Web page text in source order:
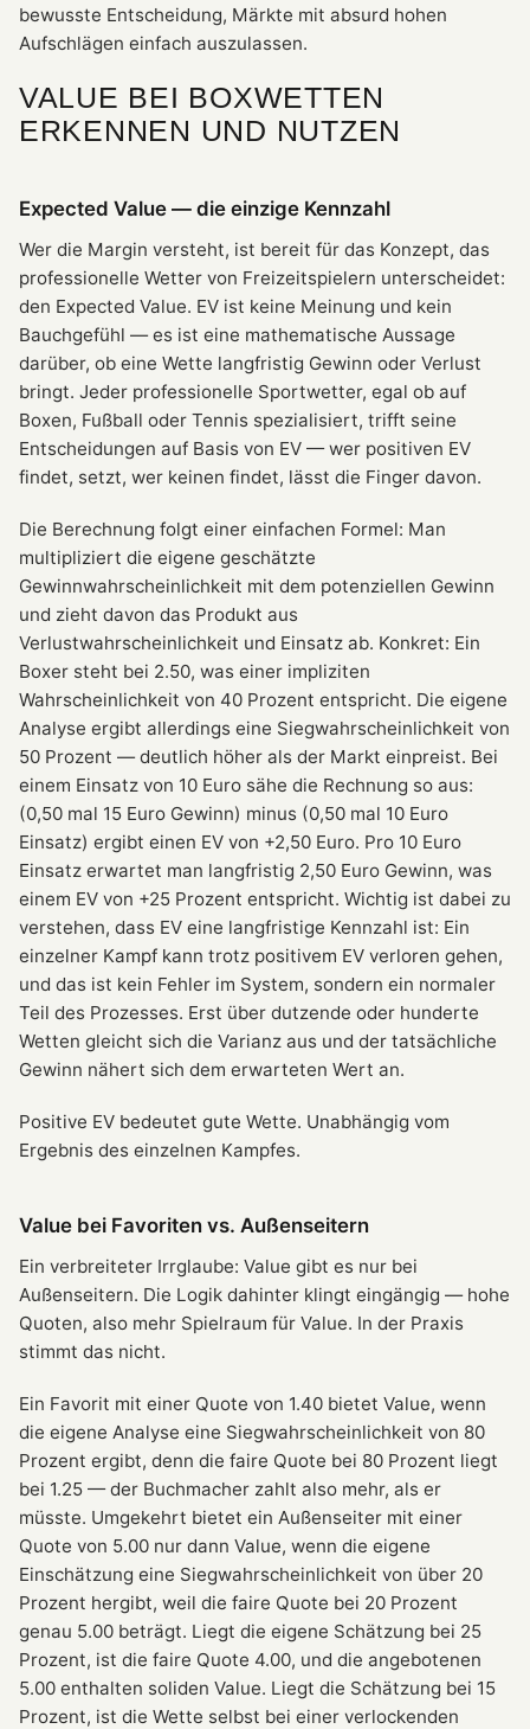
bewusste Entscheidung, Märkte mit absurd hohen
Aufschlägen einfach auszulassen.
VALUE BEI BOXWETTEN
ERKENNEN UND NUTZEN
Expected Value — die einzige Kennzahl
Wer die Margin versteht, ist bereit für das Konzept, das
professionelle Wetter von Freizeitspielern unterscheidet:
den Expected Value. EV ist keine Meinung und kein
Bauchgefühl — es ist eine mathematische Aussage
darüber, ob eine Wette langfristig Gewinn oder Verlust
bringt. Jeder professionelle Sportwetter, egal ob auf
Boxen, Fußball oder Tennis spezialisiert, trifft seine
Entscheidungen auf Basis von EV — wer positiven EV
findet, setzt, wer keinen findet, lässt die Finger davon.
Die Berechnung folgt einer einfachen Formel: Man
multipliziert die eigene geschätzte
Gewinnwahrscheinlichkeit mit dem potenziellen Gewinn
und zieht davon das Produkt aus
Verlustwahrscheinlichkeit und Einsatz ab. Konkret: Ein
Boxer steht bei 2.50, was einer impliziten
Wahrscheinlichkeit von 40 Prozent entspricht. Die eigene
Analyse ergibt allerdings eine Siegwahrscheinlichkeit von
50 Prozent — deutlich höher als der Markt einpreist. Bei
einem Einsatz von 10 Euro sähe die Rechnung so aus:
(0,50 mal 15 Euro Gewinn) minus (0,50 mal 10 Euro
Einsatz) ergibt einen EV von +2,50 Euro. Pro 10 Euro
Einsatz erwartet man langfristig 2,50 Euro Gewinn, was
einem EV von +25 Prozent entspricht. Wichtig ist dabei zu
verstehen, dass EV eine langfristige Kennzahl ist: Ein
einzelner Kampf kann trotz positivem EV verloren gehen,
und das ist kein Fehler im System, sondern ein normaler
Teil des Prozesses. Erst über dutzende oder hunderte
Wetten gleicht sich die Varianz aus und der tatsächliche
Gewinn nähert sich dem erwarteten Wert an.
Positive EV bedeutet gute Wette. Unabhängig vom
Ergebnis des einzelnen Kampfes.
Value bei Favoriten vs. Außenseitern
Ein verbreiteter Irrglaube: Value gibt es nur bei
Außenseitern. Die Logik dahinter klingt eingängig — hohe
Quoten, also mehr Spielraum für Value. In der Praxis
stimmt das nicht.
Ein Favorit mit einer Quote von 1.40 bietet Value, wenn
die eigene Analyse eine Siegwahrscheinlichkeit von 80
Prozent ergibt, denn die faire Quote bei 80 Prozent liegt
bei 1.25 — der Buchmacher zahlt also mehr, als er
müsste. Umgekehrt bietet ein Außenseiter mit einer
Quote von 5.00 nur dann Value, wenn die eigene
Einschätzung eine Siegwahrscheinlichkeit von über 20
Prozent hergibt, weil die faire Quote bei 20 Prozent
genau 5.00 beträgt. Liegt die eigene Schätzung bei 25
Prozent, ist die faire Quote 4.00, und die angebotenen
5.00 enthalten soliden Value. Liegt die Schätzung bei 15
Prozent, ist die Wette selbst bei einer verlockenden